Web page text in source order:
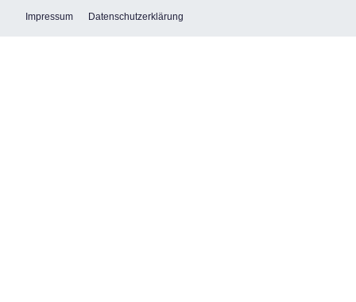
Impressum Datenschutzerklärung